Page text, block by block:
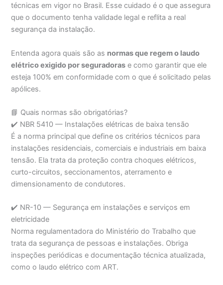
técnicas em vigor no Brasil. Esse cuidado é o que assegura
que o documento tenha validade legal e reflita a real
segurança da instalação.
Entenda agora quais são as normas que regem o laudo
elétrico exigido por seguradoras e como garantir que ele
esteja 100% em conformidade com o que é solicitado pelas
apólices.
📘 Quais normas são obrigatórias?
✔️ NBR 5410 — Instalações elétricas de baixa tensão
É a norma principal que define os critérios técnicos para
instalações residenciais, comerciais e industriais em baixa
tensão. Ela trata da proteção contra choques elétricos,
curto-circuitos, seccionamentos, aterramento e
dimensionamento de condutores.
✔️ NR-10 — Segurança em instalações e serviços em
eletricidade
Norma regulamentadora do Ministério do Trabalho que
trata da segurança de pessoas e instalações. Obriga
inspeções periódicas e documentação técnica atualizada,
como o laudo elétrico com ART.